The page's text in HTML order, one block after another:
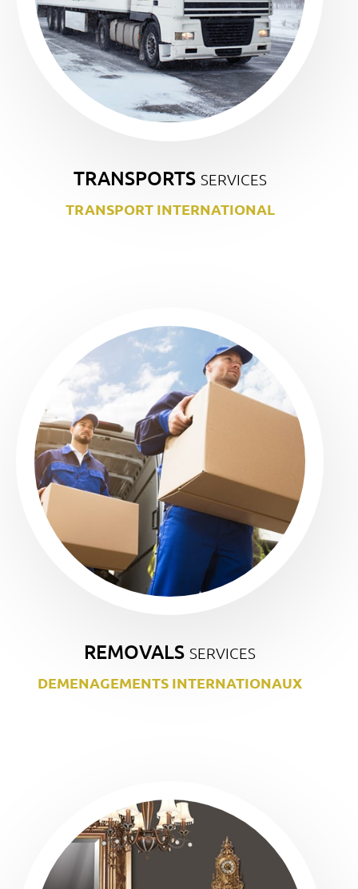
TRANSPORTS SERVICES
TRANSPORT INTERNATIONAL
REMOVALS SERVICES
DEMENAGEMENTS INTERNATIONAUX